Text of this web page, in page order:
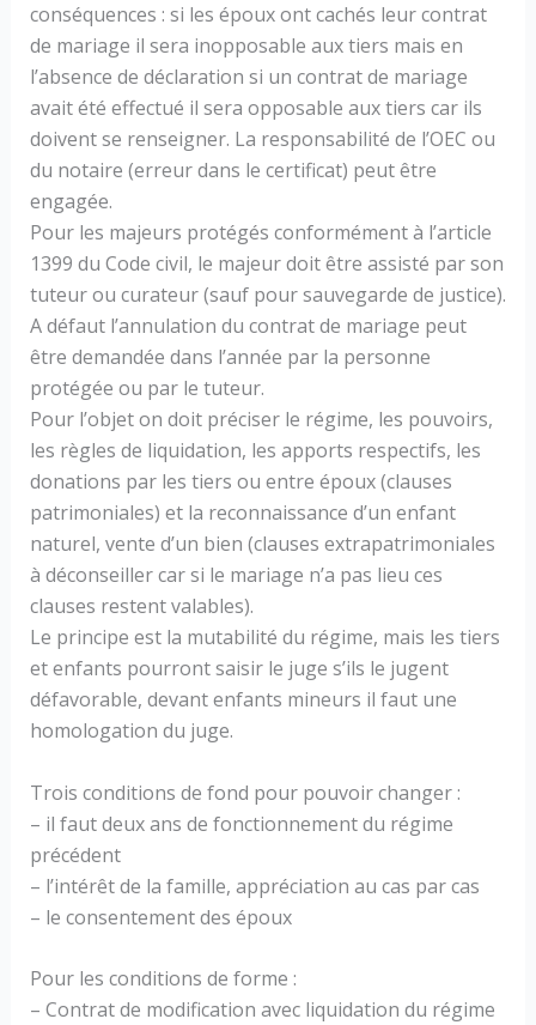
conséquences : si les époux ont cachés leur contrat
de mariage il sera inopposable aux tiers mais en
l’absence de déclaration si un contrat de mariage
avait été effectué il sera opposable aux tiers car ils
doivent se renseigner. La responsabilité de l’OEC ou
du notaire (erreur dans le certificat) peut être
engagée.
Pour les majeurs protégés conformément à l’article
1399 du Code civil, le majeur doit être assisté par son
tuteur ou curateur (sauf pour sauvegarde de justice).
A défaut l’annulation du contrat de mariage peut
être demandée dans l’année par la personne
protégée ou par le tuteur.
Pour l’objet on doit préciser le régime, les pouvoirs,
les règles de liquidation, les apports respectifs, les
donations par les tiers ou entre époux (clauses
patrimoniales) et la reconnaissance d’un enfant
naturel, vente d’un bien (clauses extrapatrimoniales
à déconseiller car si le mariage n’a pas lieu ces
clauses restent valables).
Le principe est la mutabilité du régime, mais les tiers
et enfants pourront saisir le juge s’ils le jugent
défavorable, devant enfants mineurs il faut une
homologation du juge.
Trois conditions de fond pour pouvoir changer :
– il faut deux ans de fonctionnement du régime
précédent
– l’intérêt de la famille, appréciation au cas par cas
– le consentement des époux
Pour les conditions de forme :
– Contrat de modification avec liquidation du régime